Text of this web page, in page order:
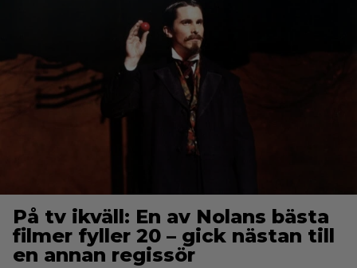
På tv ikväll: En av Nolans bästa
filmer fyller 20 – gick nästan till
en annan regissör